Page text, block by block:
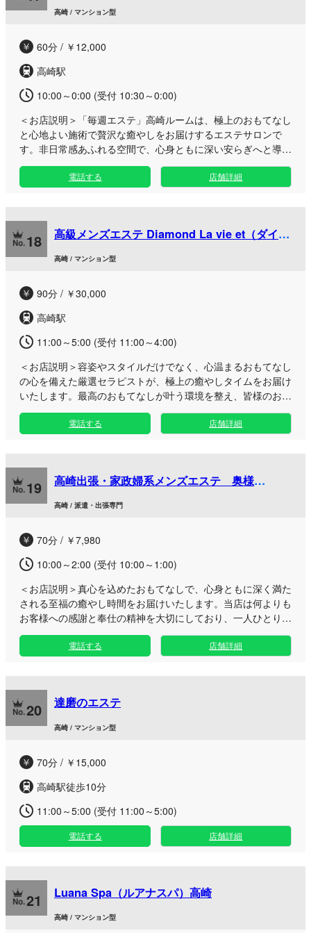
高崎 / マンション型
60分 / ￥12,000
高崎駅
10:00～0:00 (受付 10:30～0:00)
＜お店説明＞ 「毎週エステ」高崎ルームは、極上のおもてなし
と心地よい施術で贅沢な癒やしをお届けするエステサロンで
す。非日常感あふれる空間で、心身ともに深い安らぎへと導き
ます。 高崎駅からもアクセスしやすい高崎エリアの当ルーム
は、周囲を気にせずゆったりとお寛ぎいただけるマンション型
った丁寧なトリートメントをご提供いたします。 お仕事帰り
の遅い時間帯のリフレッシュはもちろん、休日の贅沢なひとと
きにも最適です。極上のハンドケアと温かい真心で、明日への
活力をチャージする至福の時間をお過ごしください。皆様のお
電話する 店舗詳細
18
高級メンズエステ Diamond La vie et（ダイヤ
高崎 / マンション型
90分 / ￥30,000
高崎駅
11:00～5:00 (受付 11:00～4:00)
＜お店説明＞容姿やスタイルだけでなく、心温まるおもてなし
の心を備えた厳選セラピストが、極上の癒やしタイムをお届け
いたします。最高のおもてなしが叶う環境を整え、皆様のお越
しを心よりお待ちしております。 日々の忙しさを忘れてじっ
くりとリフレッシュしたい男性へ向けて、心身ともに深く満た
お過ごしいただけます。 お仕事帰りの夜遅い時間や、お出か
けの合間のリフレッシュなど、ご都合に合わせて至福のひとと
きをご堪能いただけます。自分へのご褒美に、洗練された空間
で特別な時間をお楽しみください。
電話する 店舗詳細
19
高崎出張・家政婦系メンズエステ 奥様
高崎 / 派遣・出張専門
70分 / ￥7,980
10:00～2:00 (受付 10:00～1:00)
＜お店説明＞真心を込めたおもてなしで、心身ともに深く満た
される至福の癒やし時間をお届けいたします。当店は何よりも
お客様への感謝と奉仕の精神を大切にしており、一人ひとりに
寄り添う丁寧な接客を徹底しております。 日々の忙しさから
解放されたいビジネスマンの方や、周りを気にせずリラックス
したい方に最適な出張スタイルで、ご自宅や滞在先などお客様
す。お仕事終わりのひとときや休日のお出かけの合間など、ご
自身の都合に合わせてご利用いただけます。 高崎エリアを中
心に柔軟に対応しており、一生懸命で心地よい施術と温かなア
プローチで、日頃の疲れをじっくりと解きほぐします。日常を
電話する 店舗詳細
20 達磨のエステ
高崎 / マンション型
70分 / ￥15,000
高崎駅徒歩10分
11:00～5:00 (受付 11:00～5:00)
電話する 店舗詳細
21 Luana Spa（ルアナスパ）高崎
高崎 / マンション型